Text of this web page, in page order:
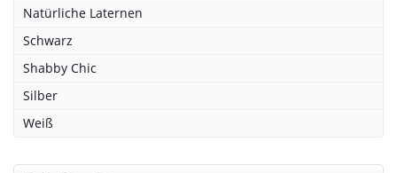
Natürliche Laternen
Schwarz
Shabby Chic
Silber
Weiß